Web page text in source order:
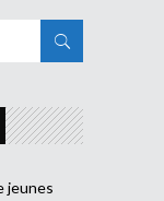
jeunes